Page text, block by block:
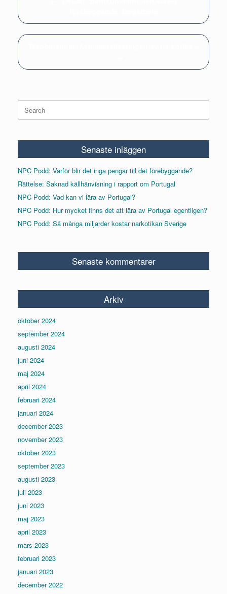
Search
for:
Senaste inläggen
NPC Podd: Varför blir det inga pengar till det förebyggande?
Rättelse: Saknad källhänvisning i rapport om Portugal
NPC Podd: Vad kan vi lära av Portugal?
NPC Podd: Hur mycket finns det att lära av Portugal egentligen?
NPC Podd: Så många miljarder kostar narkotikan Sverige
Senaste kommentarer
Arkiv
oktober 2024
september 2024
augusti 2024
juni 2024
maj 2024
april 2024
februari 2024
januari 2024
december 2023
november 2023
oktober 2023
september 2023
augusti 2023
juli 2023
juni 2023
maj 2023
april 2023
mars 2023
februari 2023
januari 2023
december 2022